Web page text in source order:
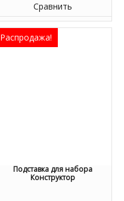
Сравнить
Распродажа!
Подставка для набора
Конструктор